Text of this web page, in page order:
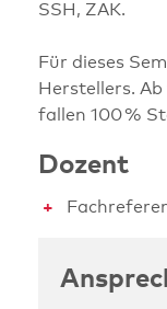
SSH, ZAK.
Für dieses
Herstellers.
fallen 100 %
Dozent